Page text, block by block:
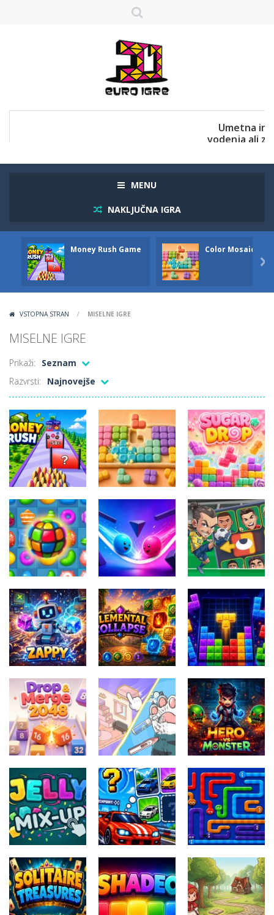
MENU
NAKLJUČNA IGRA
Money Rush Game Color Mosaic

VSTOPNA STRAN / MISELNE IGRE
MISELNE IGRE
Prikaži:
Seznam
Razvrsti:
Najnovejše
Miselne igre
Money Rush
Game
Miselne igre
Color Mosaic
Miselne igre
Sugar Drop
Miselne igre
Sweet Candy
Match 3 Game
Miselne igre
Bump the
Balls
Miselne igre
Football
Legends
Sliding Puzzle
Miselne igre
Zappy
Miselne igre
Elemental
Collapse
Miselne igre
TenTrix Block
Miselne igre
Drop &amp;
Merge 2048
Miselne igre
Girl Game
Organizing
Fun
Miselne igre
Heros vs
Monster
Miselne igre
Jelly Mix Up
Miselne igre
Pixel Car
Memory
Quest
Miselne igre
Snake Out
Puzzle Game